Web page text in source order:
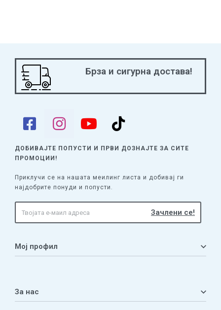
Брза и сигурна достава!
ДОБИВАЈТЕ ПОПУСТИ И ПРВИ ДОЗНАЈТЕ ЗА СИТЕ
ПРОМОЦИИ!
Приклучи се на нашата меилинг листа и добивај ги
најдобрите понуди и попусти.
Мој профил
Листа на желби
За нас